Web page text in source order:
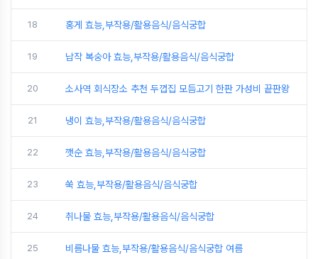
18 홍게 효능,부작용/활용음식/음식궁합
19 납작 복숭아 효능,부작용/활용음식/음식궁합
20 소사역 회식장소 추천 두껍집 모듬고기 한판 가성비 끝판왕
21 냉이 효능,부작용/활용음식/음식궁합
22 깻순 효능,부작용/활용음식/음식궁합
23 쑥 효능,부작용/활용음식/음식궁합
24 취나물 효능,부작용/활용음식/음식궁합
25 비름나물 효능,부작용/활용음식/음식궁합 여름